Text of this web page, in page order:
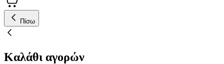
Πίσω
Καλάθι αγορών